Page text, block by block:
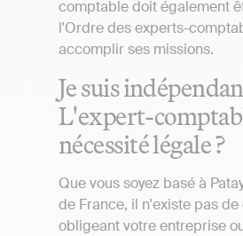
comptable doit également
l'Ordre des experts-
accomplir ses missions.
Je suis
L'expert-
nécessité légale ?
Que vous soyez basé à
de France, il n'existe pas
obligeant votre entreprise